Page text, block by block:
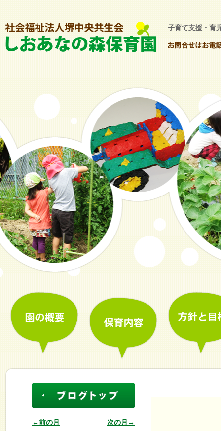
子育て支援・育
←前の月
次の月→